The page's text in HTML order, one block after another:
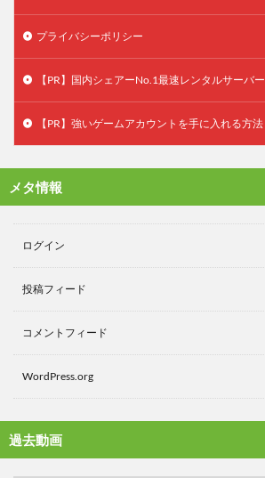
プライバシーポリシー
【PR】国内シェアーNo.1最速レンタルサーバー
【PR】強いゲームアカウントを手に入れる方法
メタ情報
ログイン
投稿フィード
コメントフィード
WordPress.org
過去動画